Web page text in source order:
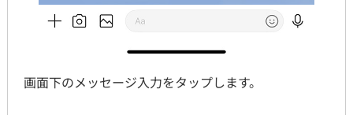
画面下のメッセージ入力をタップします。